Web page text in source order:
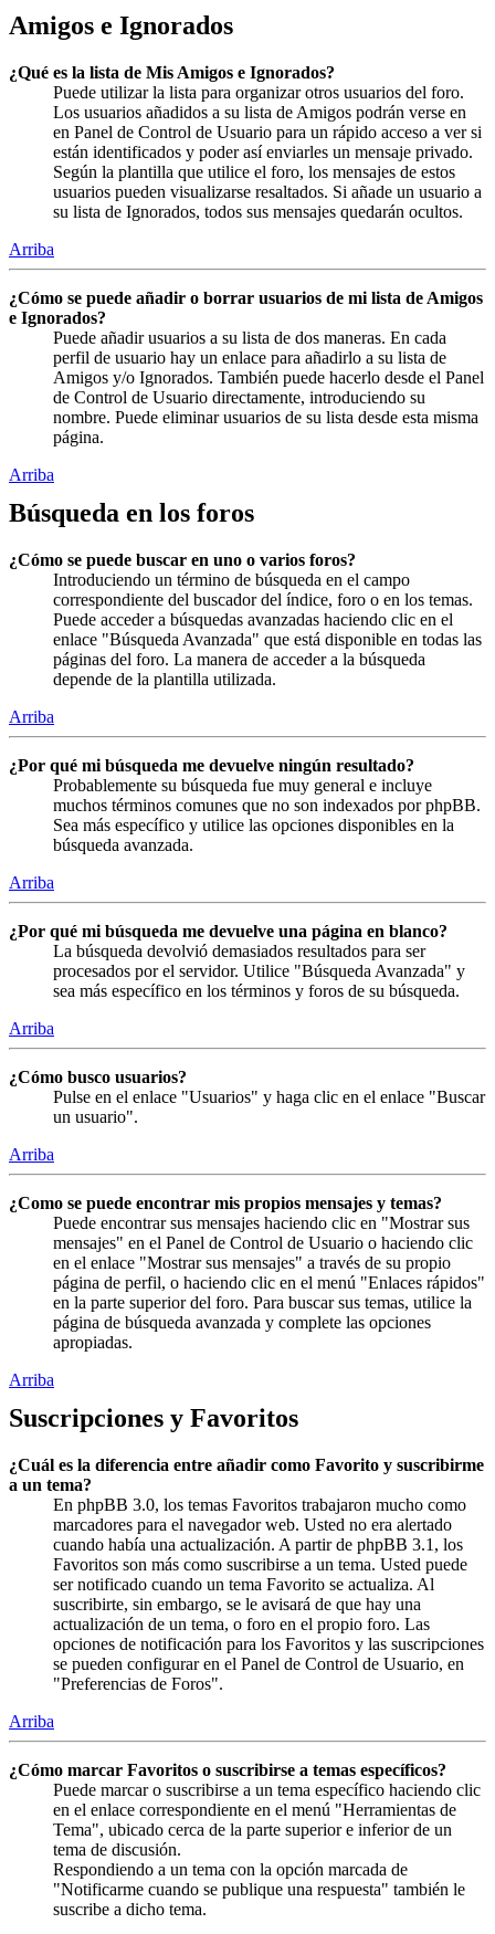
Amigos e Ignorados
¿Qué es la lista de Mis Amigos e Ignorados?
Puede utilizar la lista para organizar otros usuarios del foro.
Los usuarios añadidos a su lista de Amigos podrán verse en
en Panel de Control de Usuario para un rápido acceso a ver si
están identificados y poder así enviarles un mensaje privado.
Según la plantilla que utilice el foro, los mensajes de estos
usuarios pueden visualizarse resaltados. Si añade un usuario a
su lista de Ignorados, todos sus mensajes quedarán ocultos.
Arriba
¿Cómo se puede añadir o borrar usuarios de mi lista de Amigos
e Ignorados?
Puede añadir usuarios a su lista de dos maneras. En cada
perfil de usuario hay un enlace para añadirlo a su lista de
Amigos y/o Ignorados. También puede hacerlo desde el Panel
de Control de Usuario directamente, introduciendo su
nombre. Puede eliminar usuarios de su lista desde esta misma
página.
Arriba
Búsqueda en los foros
¿Cómo se puede buscar en uno o varios foros?
Introduciendo un término de búsqueda en el campo
correspondiente del buscador del índice, foro o en los temas.
Puede acceder a búsquedas avanzadas haciendo clic en el
enlace "Búsqueda Avanzada" que está disponible en todas las
páginas del foro. La manera de acceder a la búsqueda
depende de la plantilla utilizada.
Arriba
¿Por qué mi búsqueda me devuelve ningún resultado?
Probablemente su búsqueda fue muy general e incluye
muchos términos comunes que no son indexados por phpBB.
Sea más específico y utilice las opciones disponibles en la
búsqueda avanzada.
Arriba
¿Por qué mi búsqueda me devuelve una página en blanco?
La búsqueda devolvió demasiados resultados para ser
procesados por el servidor. Utilice "Búsqueda Avanzada" y
sea más específico en los términos y foros de su búsqueda.
Arriba
¿Cómo busco usuarios?
Pulse en el enlace "Usuarios" y haga clic en el enlace "Buscar
un usuario".
Arriba
¿Como se puede encontrar mis propios mensajes y temas?
Puede encontrar sus mensajes haciendo clic en "Mostrar sus
mensajes" en el Panel de Control de Usuario o haciendo clic
en el enlace "Mostrar sus mensajes" a través de su propio
página de perfil, o haciendo clic en el menú "Enlaces rápidos"
en la parte superior del foro. Para buscar sus temas, utilice la
página de búsqueda avanzada y complete las opciones
apropiadas.
Arriba
Suscripciones y Favoritos
¿Cuál es la diferencia entre añadir como Favorito y suscribirme
a un tema?
En phpBB 3.0, los temas Favoritos trabajaron mucho como
marcadores para el navegador web. Usted no era alertado
cuando había una actualización. A partir de phpBB 3.1, los
Favoritos son más como suscribirse a un tema. Usted puede
ser notificado cuando un tema Favorito se actualiza. Al
suscribirte, sin embargo, se le avisará de que hay una
actualización de un tema, o foro en el propio foro. Las
opciones de notificación para los Favoritos y las suscripciones
se pueden configurar en el Panel de Control de Usuario, en
"Preferencias de Foros".
Arriba
¿Cómo marcar Favoritos o suscribirse a temas específicos?
Puede marcar o suscribirse a un tema específico haciendo clic
en el enlace correspondiente en el menú "Herramientas de
Tema", ubicado cerca de la parte superior e inferior de un
tema de discusión.
Respondiendo a un tema con la opción marcada de
"Notificarme cuando se publique una respuesta" también le
suscribe a dicho tema.